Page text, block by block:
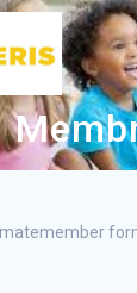
Skip
to